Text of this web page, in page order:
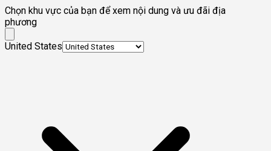
Chọn khu vực của bạn để xem nội dung và ưu đãi địa
phương
United States